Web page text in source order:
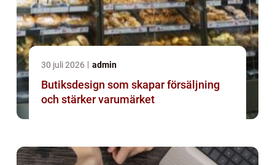
30 juli 2026 admin
Butiksdesign som skapar försäljning
och stärker varumärket